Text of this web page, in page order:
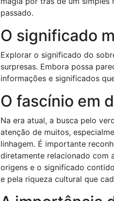
passado.
O significado
Explorar o significado do
surpresas. Embora possa
informações e significados
O fascínio em
Na era atual, a busca pelo
atenção de muitos,
linhagem. É importante
diretamente relacionado com
origens e o significado
e pela riqueza cultural que